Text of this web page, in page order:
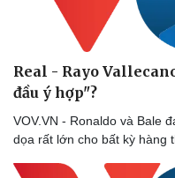
Làm đẹp - giảm cân
Phòng mạch online
Ăn sạch sống khỏe
Real - Rayo
đầu ý hợp"?
VOV.VN - Ronaldo và Bale
dọa rất lớn cho bất kỳ hàng